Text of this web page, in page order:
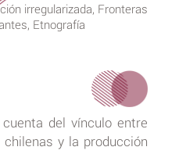
irregularizada, Fronteras
Etnografía
del vínculo entre
y la producción